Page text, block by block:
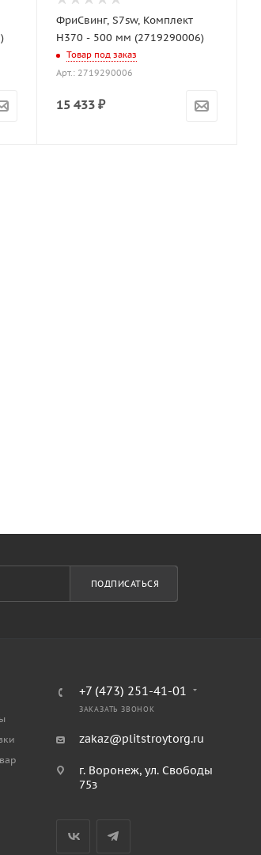
ФриСвинг, S7sw, Комплект
H370 - 500 мм (2719290006)
Товар под заказ
Арт.: 2719290006
15 433 ₽
ПОДПИСАТЬСЯ
+7 (473) 251-41-01
ЗАКАЗАТЬ ЗВОНОК
zakaz@plitstroytorg.ru
г. Воронеж, ул. Свободы
75з